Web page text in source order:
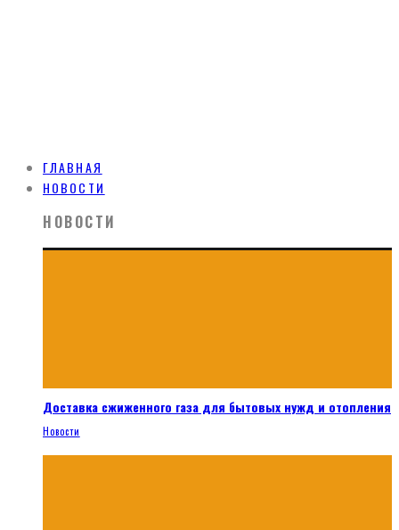
ГЛАВНАЯ
НОВОСТИ
НОВОСТИ
Доставка сжиженного газа для бытовых нужд и отопления
Новости